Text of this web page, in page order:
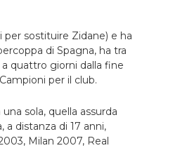
sostituire Zidane) e ha
di Spagna, ha tra
quattro giorni dalla fine
per il club.
sola, quella assurda
distanza di 17 anni,
Milan 2007, Real